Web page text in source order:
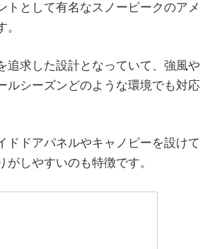
トとして有名なスノーピークのアメ
追求した設計となっていて、強風や
ルシーズンどのような環境でも対応
ドドアパネルやキャノピーを設けて
がしやすいのも特徴です。